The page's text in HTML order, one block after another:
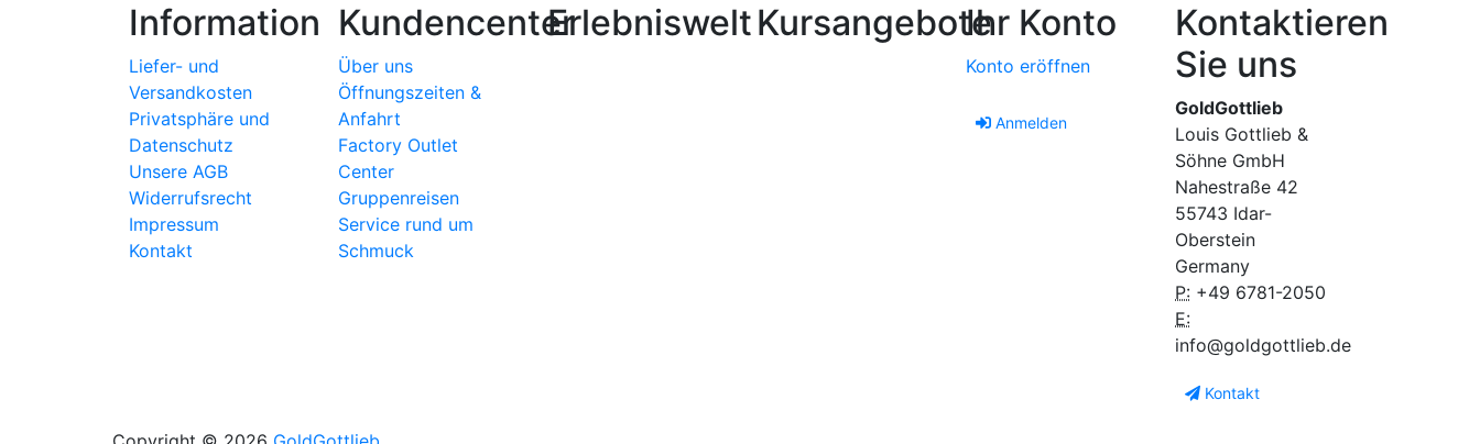
Information
Liefer- und
Versandkosten
Privatsphäre und
Datenschutz
Unsere AGB
Widerrufsrecht
Impressum
Kontakt
Kundencenter
Über uns
Öffnungszeiten &
Anfahrt
Factory Outlet
Center
Gruppenreisen
Service rund um
Schmuck
ErlebnisweltKursangeboteIhr Konto
Konto eröffnen
Anmelden
Kontaktieren
Sie uns
GoldGottlieb
Louis Gottlieb &
Söhne GmbH
Nahestraße 42
55743 Idar-
Oberstein
Germany
P: +49 6781-2050
E:
info@goldgottlieb.de
Kontakt